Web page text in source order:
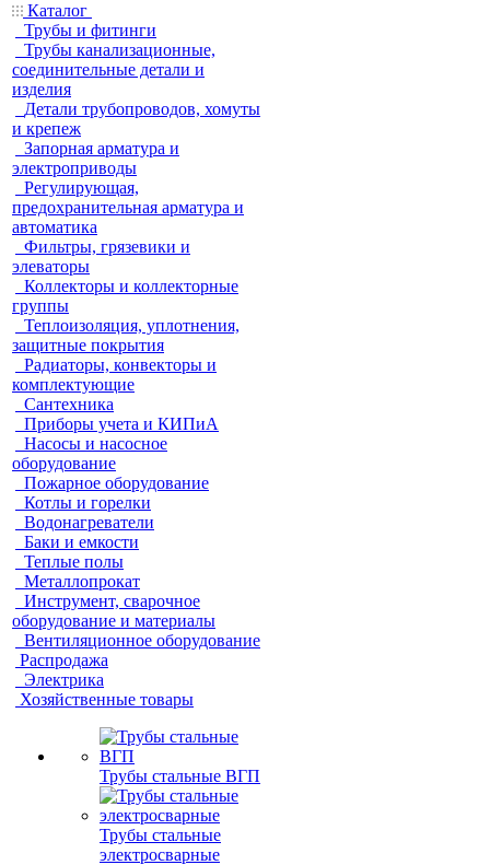
Каталог
Трубы и фитинги
Трубы канализационные,
соединительные детали и
изделия
Детали трубопроводов, хомуты
и крепеж
Запорная арматура и
электроприводы
Регулирующая,
предохранительная арматура и
автоматика
Фильтры, грязевики и
элеваторы
Коллекторы и коллекторные
группы
Теплоизоляция, уплотнения,
защитные покрытия
Радиаторы, конвекторы и
комплектующие
Сантехника
Приборы учета и КИПиА
Насосы и насосное
оборудование
Пожарное оборудование
Котлы и горелки
Водонагреватели
Баки и емкости
Теплые полы
Металлопрокат
Инструмент, сварочное
оборудование и материалы
Вентиляционное оборудование
Распродажа
Электрика
Хозяйственные товары
Трубы стальные ВГП
Трубы стальные
электросварные